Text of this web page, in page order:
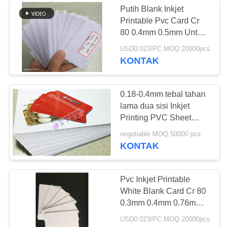
Pelat Baja Laminasi
Pad terlaminasi
46
Putih Blank Inkjet
Printable Pvc Card Cr
80 0.4mm 0.5mm Untuk
Produksi Kartu
USD0.023/PC MOQ:20000pcs
KONTAK
0.18-0.4mm tebal tahan
lama dua sisi Inkjet
Printing PVC Sheet
Untuk Epson Dan
Cannon Inkjet Printer
negotiable MOQ:50000 pcs
KONTAK
Pvc Inkjet Printable
White Blank Card Cr 80
0.3mm 0.4mm 0.76mm
Ketebalan
USD0.023/PC MOQ:20000pcs